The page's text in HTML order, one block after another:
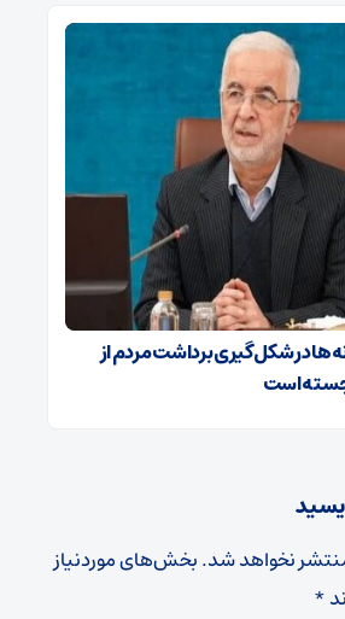
در شکل‌گیری برداشت مردم از
است
نخواهد شد.بخش‌های موردنیاز
*